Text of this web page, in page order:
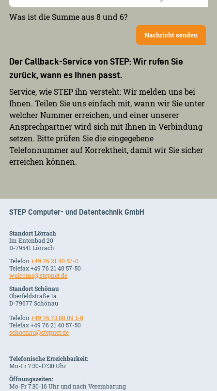
Was ist die Summe aus 8 und 6?
Nachricht senden
Der Callback-Service von STEP: Wir rufen Sie
zurück, wann es Ihnen passt.
Service, wie STEP ihn versteht: Wir melden uns bei
Ihnen. Teilen Sie uns einfach mit, wann wir Sie unter
welcher Nummer erreichen, und einer unserer
Ansprechpartner wird sich mit Ihnen in Verbindung
setzen. Bitte prüfen Sie die eingegebene
Telefonnummer auf Korrektheit, damit wir Sie sicher
erreichen können.
STEP Computer- und Datentechnik GmbH
Standort Lörrach
Im Entenbad 20
D-79541 Lörrach
Telefon+49 76 21 40 57-0
Telefax +49 76 21 40 57-50
welcome@stepnet.de
Standort Schönau
Oberfeldstraße 1a
D-79677 Schönau
Telefon+49 76 73 88 09 1-0
Telefax +49 76 21 40 57-50
schoenau@stepnet.de
Telefonische Erreichbarkeit:
Mo-Fr 7:30-17:30 Uhr
Öffnungszeiten:
Mo-Fr 7:30-16 Uhr und nach Vereinbarung